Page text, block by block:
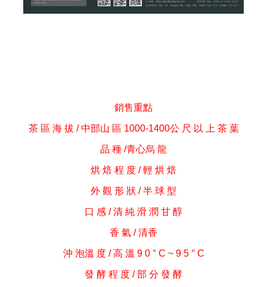
銷售重點
茶 區 海 拔 / 中部山 區 1000-1400公 尺 以 上 茶 葉
品 種 /青心烏 龍
烘 焙 程 度 / 輕 烘 焙
外 觀 形 狀 / 半 球 型
口 感 / 清 純 滑 潤 甘 醇
香 氣 / 清香
沖 泡溫 度 / 高 溫 9 0 ° C ~ 9 5 ° C
發 酵 程 度 / 部 分 發 酵